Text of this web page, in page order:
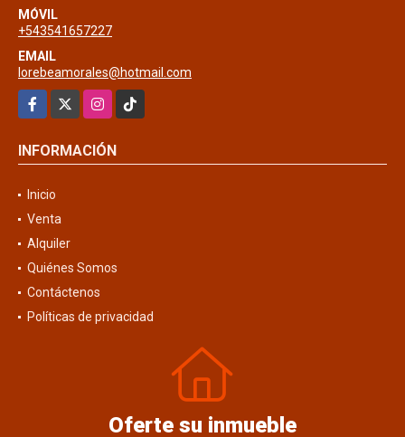
MÓVIL
+543541657227
EMAIL
lorebeamorales@hotmail.com
Facebook
InstagramTikTok
INFORMACIÓN
Inicio
Venta
Alquiler
Quiénes Somos
Contáctenos
Políticas de privacidad
Oferte su inmueble